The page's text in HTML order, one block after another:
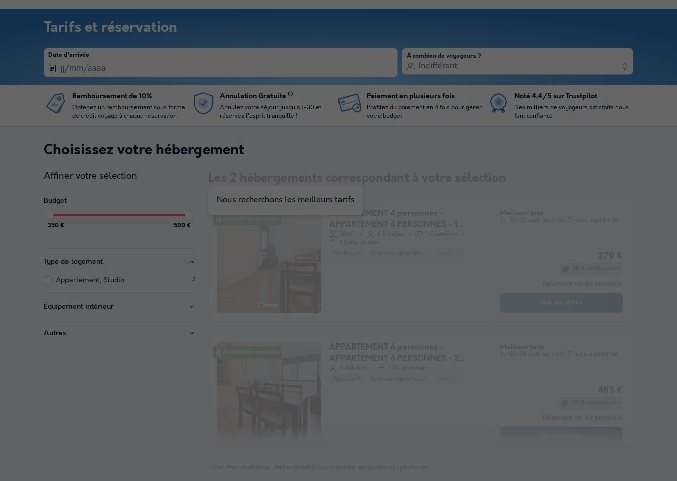
Tarifs et réservation
Date d'arrivée À combien de voyageurs ?
Indifférent
Remboursement de 10%
Obtenez un remboursement sous forme
de crédit voyage à chaque réservation
Annulation Gratuite ⁽¹⁾
Annulez votre séjour jusqu'à J-30 et
réservez l'esprit tranquille !
Paiement en plusieurs fois
Profitez du paiement en 4 fois pour gérer
votre budget
Noté 4,4/5 sur Trustpilot
Des milliers de voyageurs satisfaits nous
font confiance
Choisissez votre hébergement
Affiner votre sélection
Budget
350 € 500 €
Type de logement
Appartement, Studio 2
Équipement intérieur
Autres
APPARTEMENT 4 personnes -
Nous recherchons les meilleurs tarifs